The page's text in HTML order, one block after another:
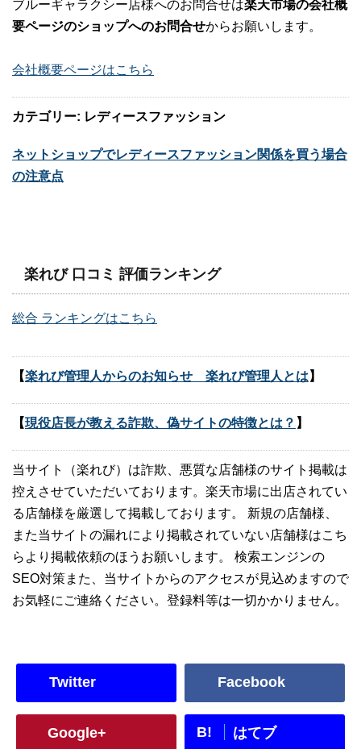
ブルーギャラクシー店様へのお問合せは楽天市場の会社概
要ページのショップへのお問合せからお願いします。
会社概要ページはこちら
カテゴリー: レディースファッション
ネットショップでレディースファッション関係を買う場合
の注意点
楽れび 口コミ 評価ランキング
総合 ランキングはこちら
【楽れび管理人からのお知らせ 楽れび管理人とは 】
【現役店長が教える詐欺、偽サイトの特徴とは？ 】
当サイト（楽れび）は詐欺、悪質な店舗様のサイト掲載は
控えさせていただいております。楽天市場に出店されてい
る店舗様を厳選して掲載しております。 新規の店舗様、
また当サイトの漏れにより掲載されていない店舗様はこち
らより掲載依頼のほうお願いします。 検索エンジンの
SEO対策また、当サイトからのアクセスが見込めますので
お気軽にご連絡ください。登録料等は一切かかりません。
Twitter Facebook
Google+ B! はてブ